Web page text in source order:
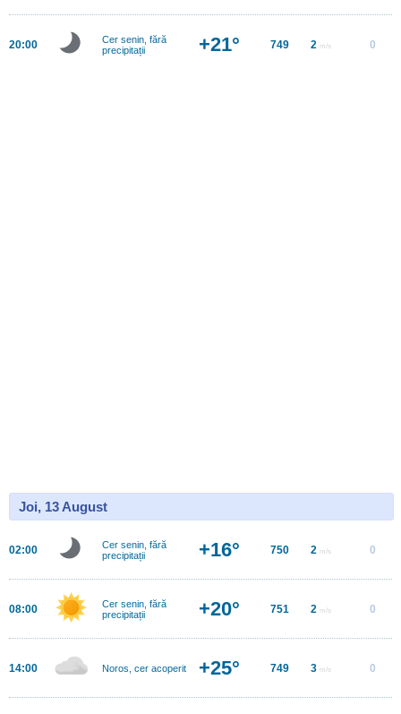
20:00
Cer senin, fără
precipitații
+21° 749 2 m/s 0
Joi, 13 August
02:00
Cer senin, fără
precipitații
+16° 750 2 m/s 0
08:00
Cer senin, fără
precipitații
+20° 751 2 m/s 0
14:00 Noros, cer acoperit +25° 749 3 m/s 0